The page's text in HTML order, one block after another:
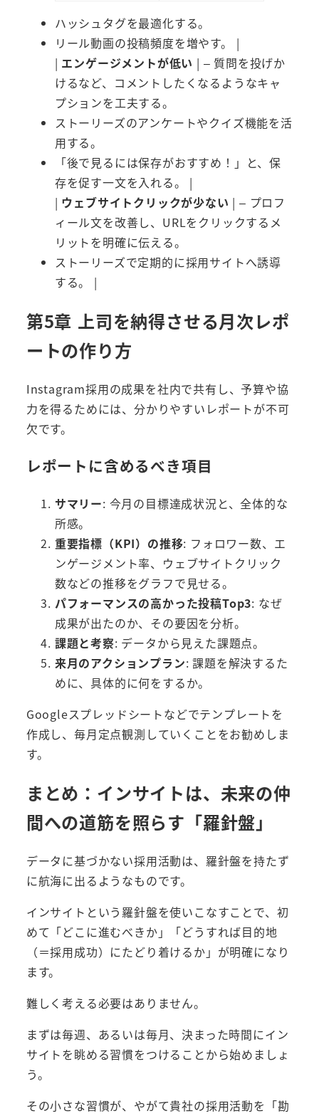
ハッシュタグを最適化する。
リール動画の投稿頻度を増やす。 |
| エンゲージメントが低い | – 質問を投げか
けるなど、コメントしたくなるようなキャ
プションを工夫する。
ストーリーズのアンケートやクイズ機能を活
用する。
「後で見るには保存がおすすめ！」と、保
存を促す一文を入れる。 |
| ウェブサイトクリックが少ない | – プロフ
ィール文を改善し、URLをクリックするメ
リットを明確に伝える。
ストーリーズで定期的に採用サイトへ誘導
する。 |
第5章 上司を納得させる月次レポ
ートの作り方
Instagram採用の成果を社内で共有し、予算や協
力を得るためには、分かりやすいレポートが不可
欠です。
レポートに含めるべき項目
サマリー: 今月の目標達成状況と、全体的な
所感。
重要指標（KPI）の推移: フォロワー数、エ
ンゲージメント率、ウェブサイトクリック
数などの推移をグラフで見せる。
パフォーマンスの高かった投稿Top3: なぜ
成果が出たのか、その要因を分析。
課題と考察: データから見えた課題点。
来月のアクションプラン: 課題を解決するた
めに、具体的に何をするか。
Googleスプレッドシートなどでテンプレートを
作成し、毎月定点観測していくことをお勧めしま
す。
まとめ：インサイトは、未来の仲
間への道筋を照らす「羅針盤」
データに基づかない採用活動は、羅針盤を持たず
に航海に出るようなものです。
インサイトという羅針盤を使いこなすことで、初
めて「どこに進むべきか」「どうすれば目的地
（＝採用成功）にたどり着けるか」が明確になり
ます。
難しく考える必要はありません。
まずは毎週、あるいは毎月、決まった時間にイン
サイトを眺める習慣をつけることから始めましょ
う。
その小さな習慣が、やがて貴社の採用活動を「勘